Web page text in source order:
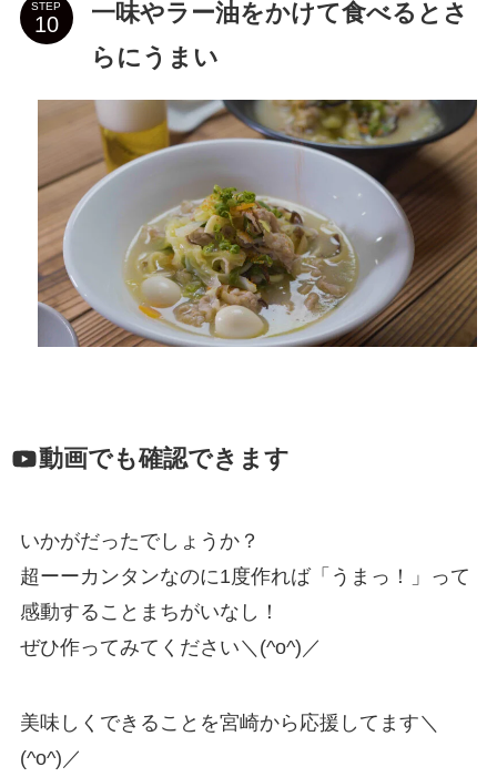
STEP
一味やラー油をかけて食べるとさ
らにうまい
動画でも確認できます
いかがだったでしょうか？
超ーーカンタンなのに1度作れば「うまっ！」って
感動することまちがいなし！
ぜひ作ってみてください＼(^o^)／
美味しくできることを宮崎から応援してます＼
(^o^)／